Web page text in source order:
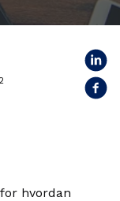
hvordan